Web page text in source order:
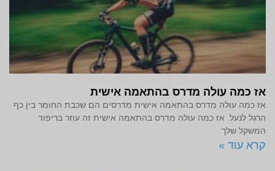
אז כמה עולה מדרס בהתאמה אישית
אז כמה עולה מדרס בהתאמה אישית מדרסים הם שכבת החומר בין כף
הרגל לנעל. אז כמה עולה מדרס בהתאמה אישית זה עוזר בריפוד
המשקל שלך
קרא עוד »